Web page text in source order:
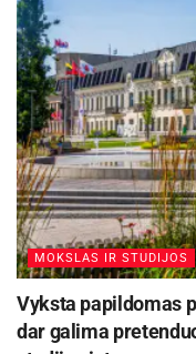
Panevėžio
atspindinčias
Kozyrovičių,
Rajeckų, Novickių
asmenų portretai;
Panevėžio
(1950–2010)
MOKSLAS IR STUDIJOS
Vyksta papildomas
dar galima